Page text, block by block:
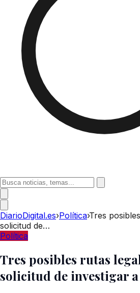
DiarioDigital.es›Política›Tres
solicitud de…
Política
Tres posibles rutas
solicitud de investigar